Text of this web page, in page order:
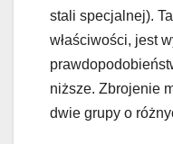
stali specjalnej).
właściwości, jest
niższe. Zbrojenie
dwie grupy o